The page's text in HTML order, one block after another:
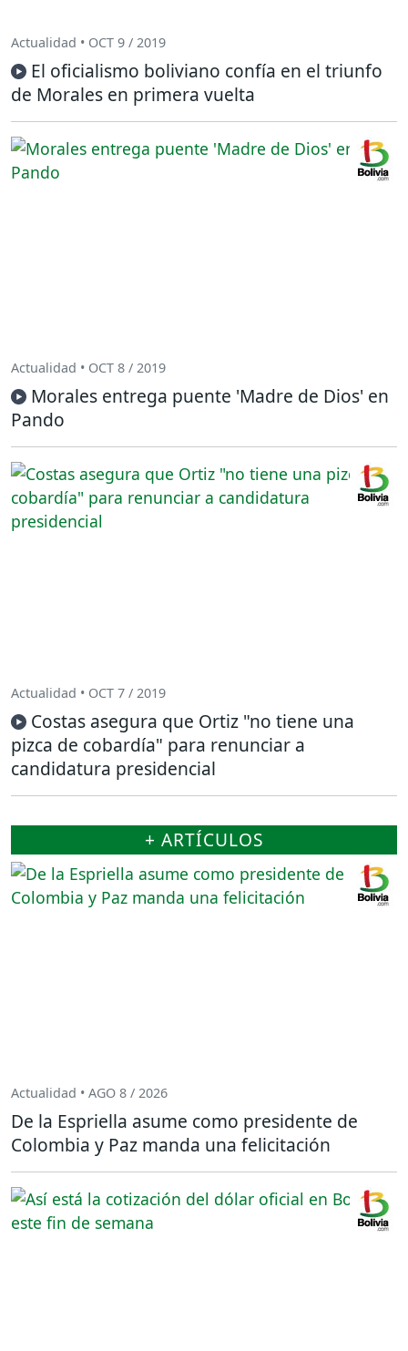
Actualidad • OCT 9 / 2019
El oficialismo boliviano confía en el triunfo
de Morales en primera vuelta
Actualidad • OCT 8 / 2019
Morales entrega puente 'Madre de Dios' en
Pando
Actualidad • OCT 7 / 2019
Costas asegura que Ortiz "no tiene una
pizca de cobardía" para renunciar a
candidatura presidencial
+ ARTÍCULOS
Actualidad • AGO 8 / 2026
De la Espriella asume como presidente de
Colombia y Paz manda una felicitación